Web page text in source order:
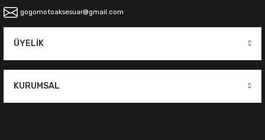
gogomotoaksesuar@gmail.com
ÜYELIK
KURUMSAL